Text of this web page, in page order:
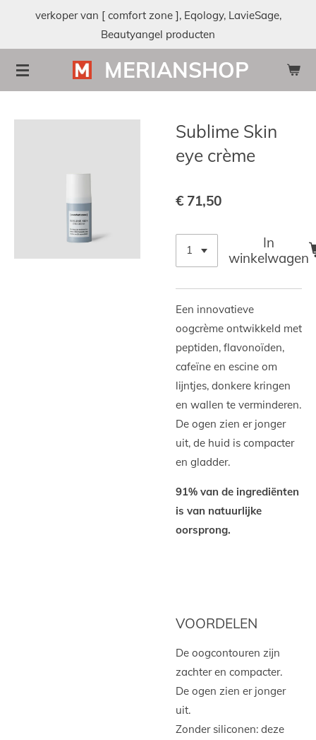
de
hoofdinhoud
MERIANSHOP
verkoper van [ comfort zone ], Eqology, LavieSage,
Beautyangel producten
Sublime Skin
eye crème
€ 71,50
In
winkelwagen
Een innovatieve
oogcrème ontwikkeld met
peptiden, flavonoïden,
cafeïne en escine om
lijntjes, donkere kringen
en wallen te verminderen.
De ogen zien er jonger
uit, de huid is compacter
en gladder.
91% van de ingrediënten
is van natuurlijke
oorsprong.
VOORDELEN
De oogcontouren zijn
zachter en compacter.
De ogen zien er jonger
uit.
Zonder siliconen: deze